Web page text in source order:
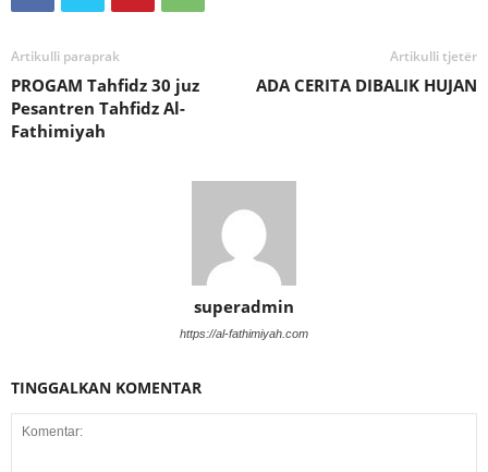
Artikulli paraprak
PROGAM Tahfidz 30 juz
Pesantren Tahfidz Al-
Fathimiyah
Artikulli tjetër
ADA CERITA DIBALIK HUJAN
superadmin
https://al-fathimiyah.com
TINGGALKAN KOMENTAR